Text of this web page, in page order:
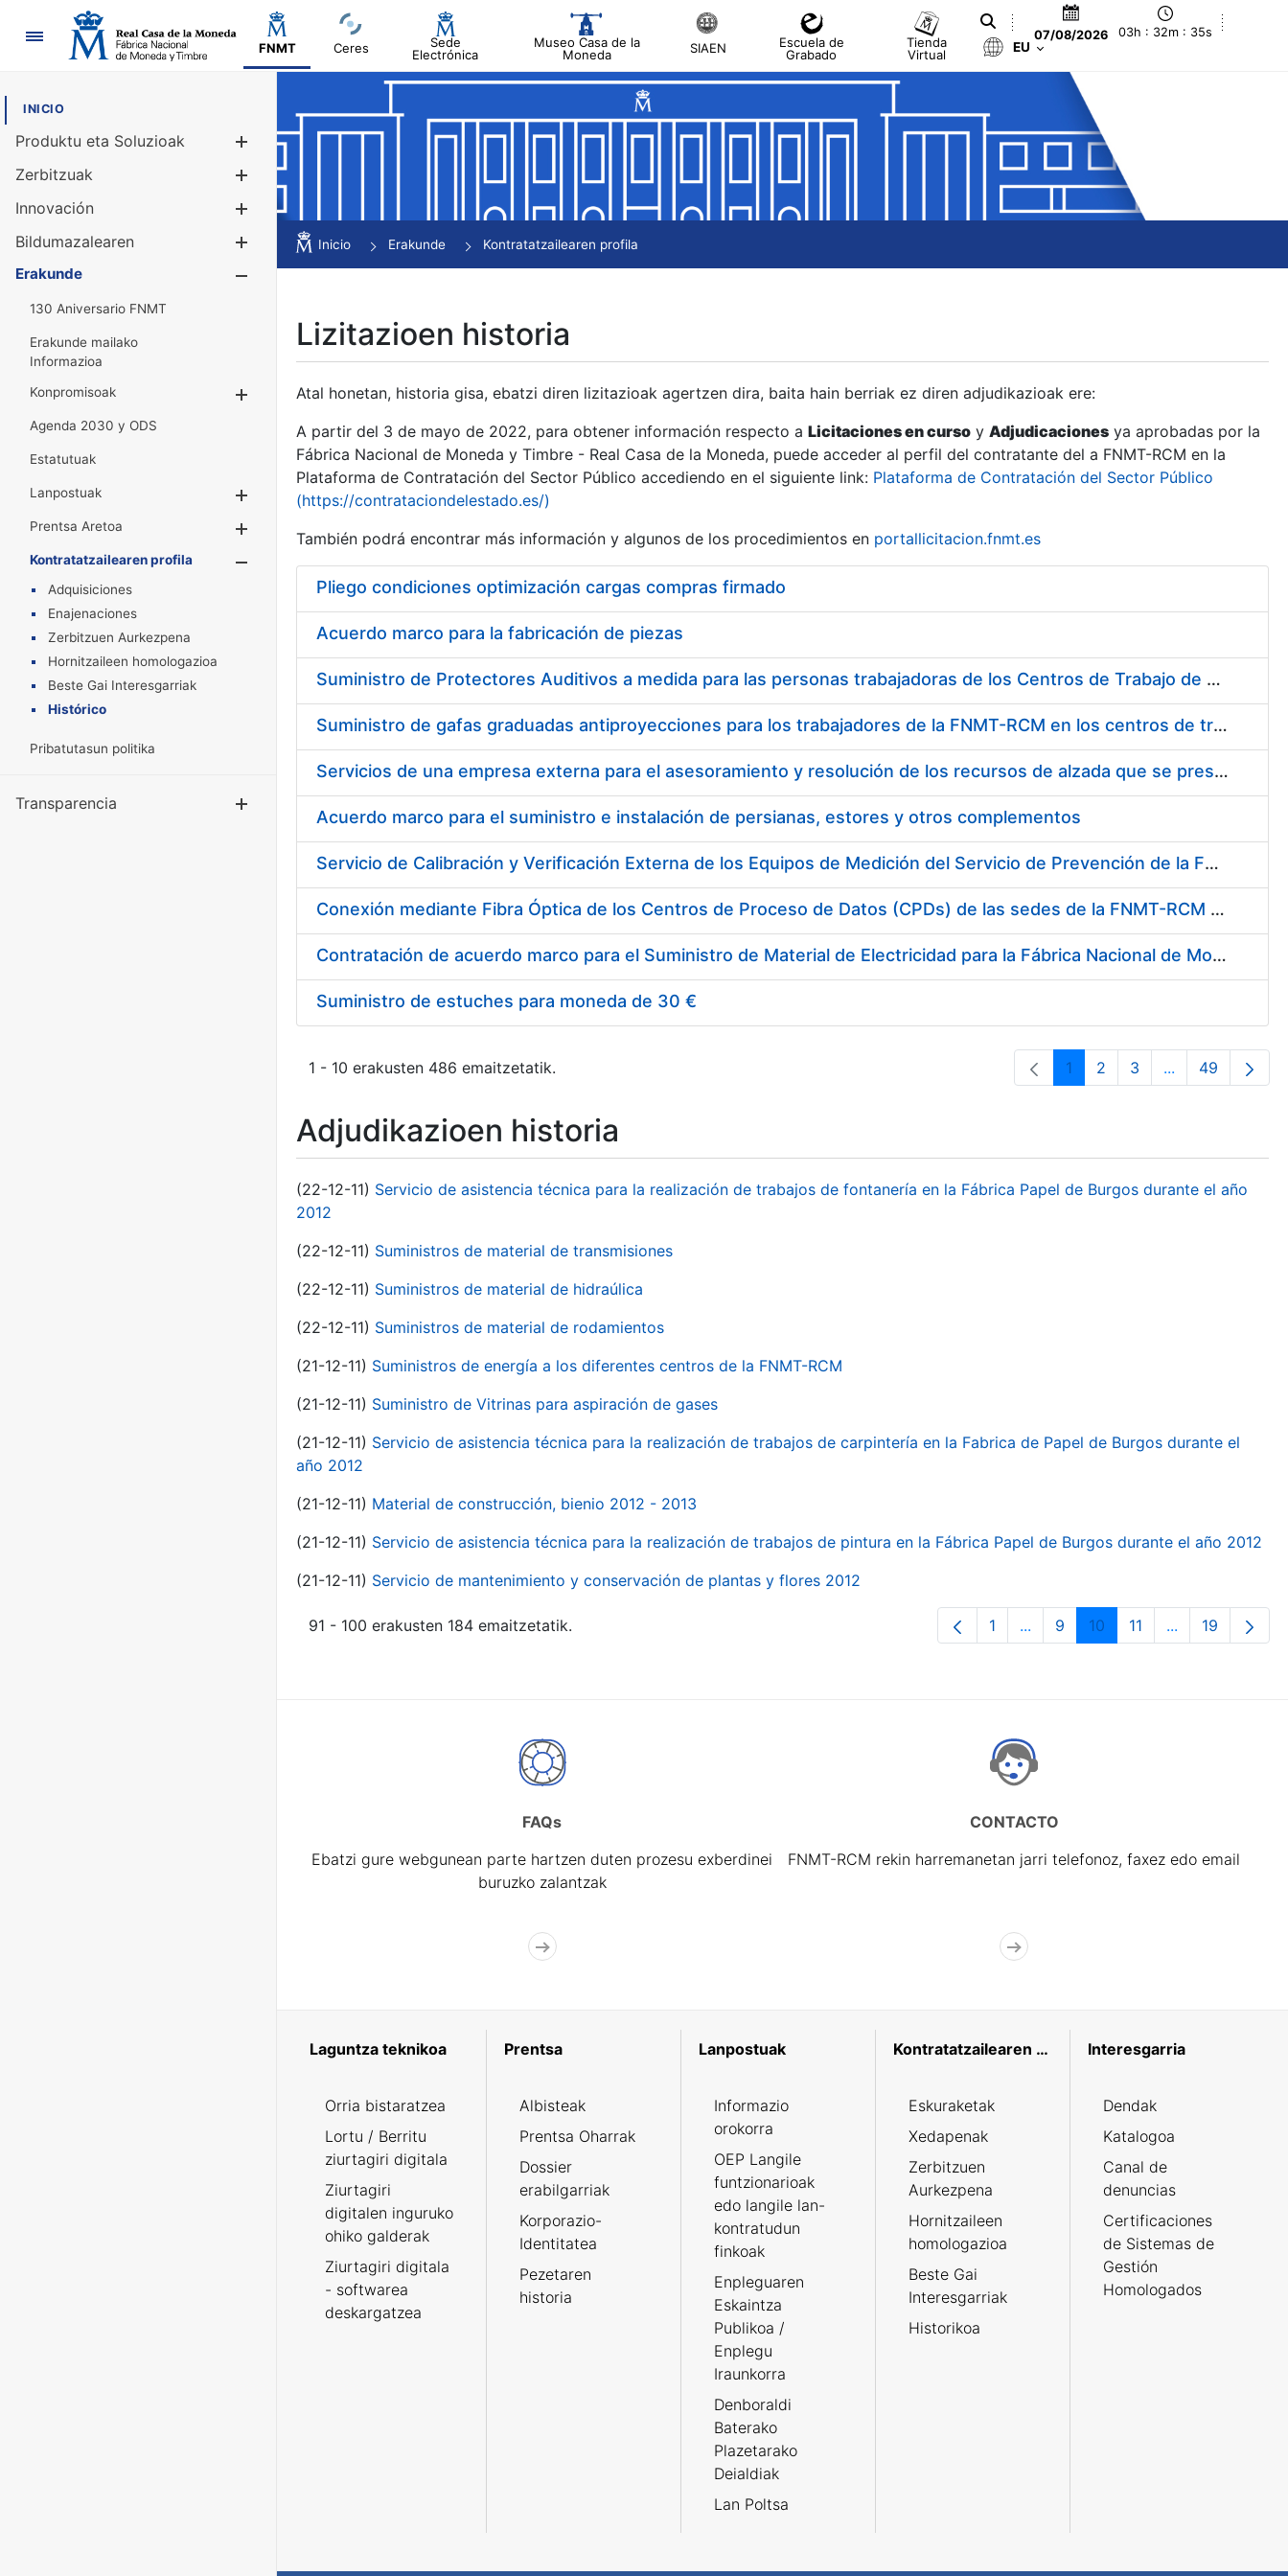
Nabigazioa
FNMT Ceres
Sede
Electrónica
Museo Casa de la
Moneda
SIAEN
Escuela de
Grabado
Tienda
Virtual
07/08/2026 03h : 32m : 36s
EU
INICIO
Produktu eta Soluzioak
Erakutsi/Ezkutatu
Zerbitzuak
Innovación
Bildumazalearen
Erakutsi/Ezkutatu
Erakunde
130 Aniversario FNMT
Erakunde mailako
Informazioa
Konpromisoak
Erakutsi/Ezkutatu
Agenda 2030 y ODS
Estatutuak
Lanpostuak
Erakutsi/Ezkutatu
Prentsa Aretoa
Erakutsi/Ezkutatu
Kontratatzailearen profila
Erakutsi/Ezkutatu
Adquisiciones
Enajenaciones
Zerbitzuen Aurkezpena
Hornitzaileen homologazioa
Beste Gai Interesgarriak
Histórico
Pribatutasun politika
Transparencia Erakutsi/Ezkutatu
Inicio Erakunde Kontratatzailearen profila
Lizitazioen historia
Atal honetan, historia gisa, ebatzi diren lizitazioak agertzen dira, baita hain berriak ez diren adjudikazioak ere:
A partir del 3 de mayo de 2022, para obtener información respecto a Licitaciones en curso y Adjudicaciones ya aprobadas por la
Fábrica Nacional de Moneda y Timbre - Real Casa de la Moneda, puede acceder al perfil del contratante del a FNMT-RCM en la
Plataforma de Contratación del Sector Público accediendo en el siguiente link: Plataforma de Contratación del Sector Público
(https://contrataciondelestado.es/)
También podrá encontrar más información y algunos de los procedimientos en portallicitacion.fnmt.es
Pliego condiciones optimización cargas compras firmado
Acuerdo marco para la fabricación de piezas
Suministro de Protectores Auditivos a medida para las personas trabajadoras de los Centros de Trabajo de Madrid y Burgos
Suministro de gafas graduadas antiproyecciones para los trabajadores de la FNMT-RCM en los centros de trabajo de Madrid y Burgos
Servicios de una empresa externa para el asesoramiento y resolución de los recursos de alzada que se presentan relacionados con procesos de selección para la FNMT-RCM
Acuerdo marco para el suministro e instalación de persianas, estores y otros complementos
Servicio de Calibración y Verificación Externa de los Equipos de Medición del Servicio de Prevención de la FNMT-RCM
Conexión mediante Fibra Óptica de los Centros de Proceso de Datos (CPDs) de las sedes de la FNMT-RCM de Burgos y Madrid
Contratación de acuerdo marco para el Suministro de Material de Electricidad para la Fábrica Nacional de Moneda y Timbre-Real Casa de la Moneda en su centro de trabajo de Burgos
Suministro de estuches para moneda de 30 €
1 - 10 erakusten 486 emaitzetatik. Orrialdea
1 Orrialdea
2 Orrialdea
3 ...Intermediate
Orrialdea
49
Adjudikazioen historia
(22-12-11) Servicio de asistencia técnica para la realización de trabajos de fontanería en la Fábrica Papel de Burgos durante el año
2012
(22-12-11) Suministros de material de transmisiones
(22-12-11) Suministros de material de hidraúlica
(22-12-11) Suministros de material de rodamientos
(21-12-11) Suministros de energía a los diferentes centros de la FNMT-RCM
(21-12-11) Suministro de Vitrinas para aspiración de gases
(21-12-11) Servicio de asistencia técnica para la realización de trabajos de carpintería en la Fabrica de Papel de Burgos durante el
año 2012
(21-12-11) Material de construcción, bienio 2012 - 2013
(21-12-11) Servicio de asistencia técnica para la realización de trabajos de pintura en la Fábrica Papel de Burgos durante el año 2012
(21-12-11) Servicio de mantenimiento y conservación de plantas y flores 2012
91 - 100 erakusten 184 emaitzetatik. Orrialdea
1 ...Intermediate Pages Use TAB to
Orrialdea
9 Orrialdea
10 Orrialdea
11 ...Intermediate
Orrialdea
19
FAQs
Ebatzi gure webgunean parte hartzen duten prozesu exberdinei
buruzko zalantzak
CONTACTO
FNMT-RCM rekin harremanetan jarri telefonoz, faxez edo email
Laguntza teknikoa
Orria bistaratzea
Lortu / Berritu
ziurtagiri digitala
Ziurtagiri
digitalen inguruko
ohiko galderak
Ziurtagiri digitala
- softwarea
deskargatzea
Prentsa
Albisteak
Prentsa Oharrak
Dossier
erabilgarriak
Korporazio-
Identitatea
Pezetaren
historia
Lanpostuak
Informazio
orokorra
OEP Langile
funtzionarioak
edo langile lan-
kontratudun
finkoak
Enpleguaren
Eskaintza
Publikoa /
Enplegu
Iraunkorra
Denboraldi
Baterako
Plazetarako
Deialdiak
Lan Poltsa
Kontratatzailearen profila
Eskuraketak
Xedapenak
Zerbitzuen
Aurkezpena
Hornitzaileen
homologazioa
Beste Gai
Interesgarriak
Historikoa
Interesgarria
Dendak
Katalogoa
Canal de
denuncias
Certificaciones
de Sistemas de
Gestión
Homologados